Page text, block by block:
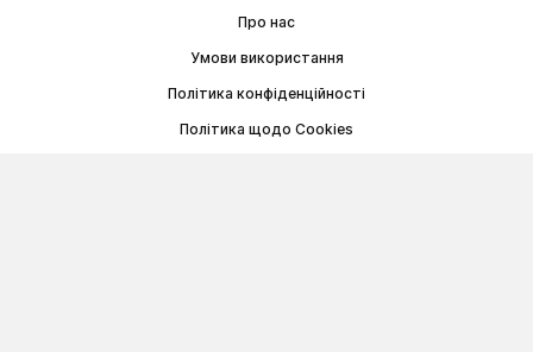
Про нас
Умови використання
Політика конфіденційності
Політика щодо Cookies